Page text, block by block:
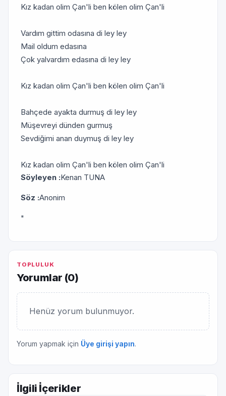
Kız kadan olim Çan'li ben kölen olim Çan'li
Vardım gittim odasına di ley ley
Mail oldum edasına
Çok yalvardım edasına di ley ley
Kız kadan olim Çan'li ben kölen olim Çan'li
Bahçede ayakta durmuş di ley ley
Müşevreyi dünden gurmuş
Sevdiğimi anan duymuş di ley ley
Kız kadan olim Çan'li ben kölen olim Çan'li
Söyleyen :Kenan TUNA
Söz :Anonim
"
TOPLULUK
Yorumlar (0)
Henüz yorum bulunmuyor.
Yorum yapmak için Üye girişi yapın.
İlgili İçerikler